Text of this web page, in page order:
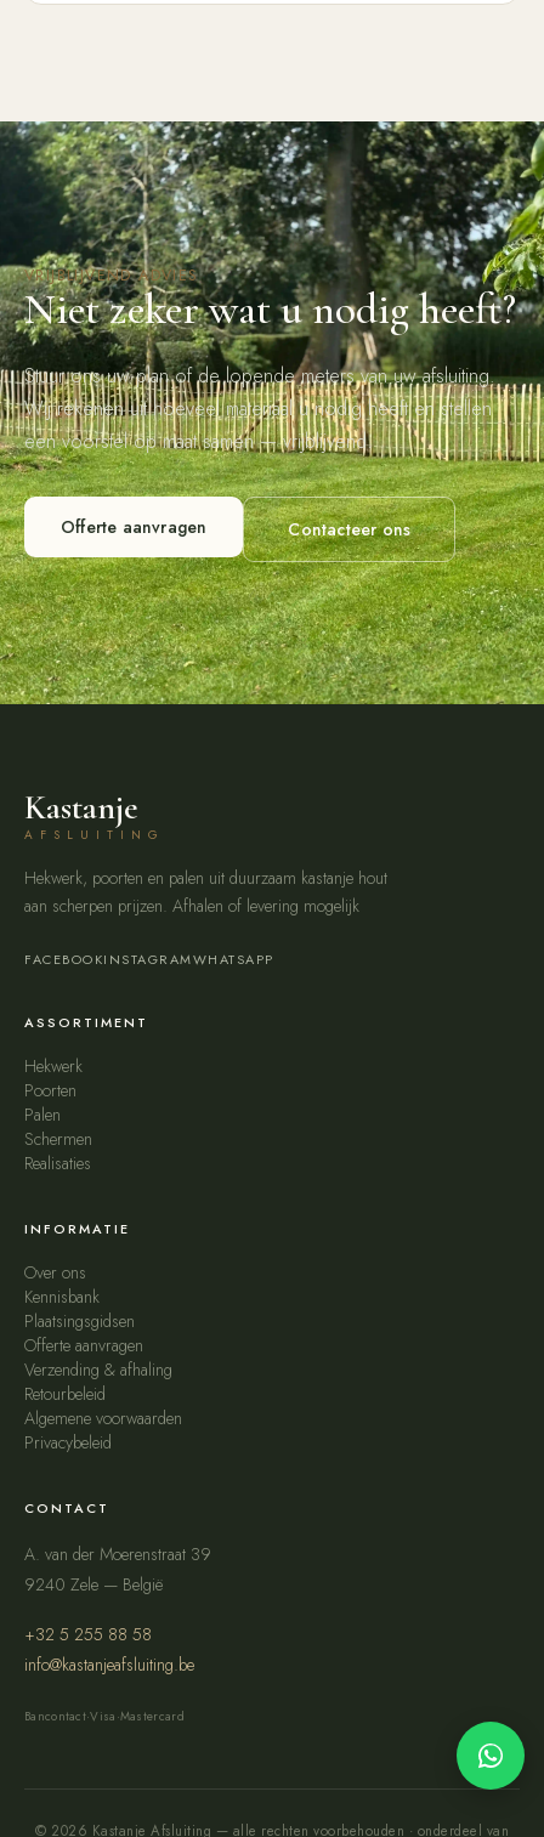
VRIJBLIJVEND ADVIES
Niet zeker wat u nodig heeft?
Stuur ons uw plan of de lopende meters van uw afsluiting.
Wij rekenen uit hoeveel materiaal u nodig heeft en stellen
een voorstel op maat samen — vrijblijvend.
Offerte aanvragen Contacteer ons
Kastanje
AFSLUITING
Hekwerk, poorten en palen uit duurzaam kastanje hout
aan scherpen prijzen. Afhalen of levering mogelijk
FACEBOOKINSTAGRAMWHATSAPP
ASSORTIMENT
Hekwerk
Poorten
Palen
Schermen
Realisaties
INFORMATIE
Over ons
Kennisbank
Plaatsingsgidsen
Offerte aanvragen
Verzending & afhaling
Retourbeleid
Algemene voorwaarden
Privacybeleid
CONTACT
A. van der Moerenstraat 39
9240 Zele — België
+32 5 255 88 58
info@kastanjeafsluiting.be
Bancontact·Visa ·Mastercard
© 2026 Kastanje Afsluiting — alle rechten voorbehouden · onderdeel van